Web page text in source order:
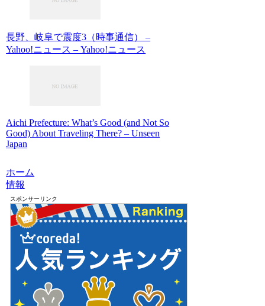
長野、岐阜で震度3（時事通信） –
Yahoo!ニュース – Yahoo!ニュース
Aichi Prefecture: What’s Good (and Not So
Good) About Traveling There? – Unseen
Japan
ホーム
情報
スポンサーリンク